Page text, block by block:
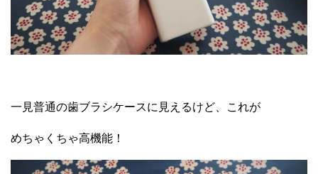
一見普通の歯ブラシケースに見えるけど、これが
めちゃくちゃ高機能！